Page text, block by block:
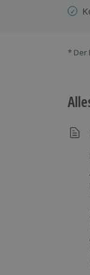
* Der